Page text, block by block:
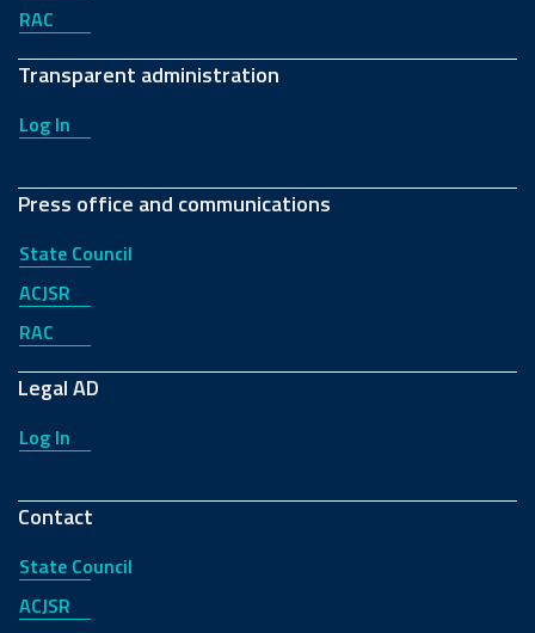
RAC
Transparent administration
Log In
Press office and communications
State Council
ACJSR
RAC
Legal AD
Log In
Contact
State Council
ACJSR